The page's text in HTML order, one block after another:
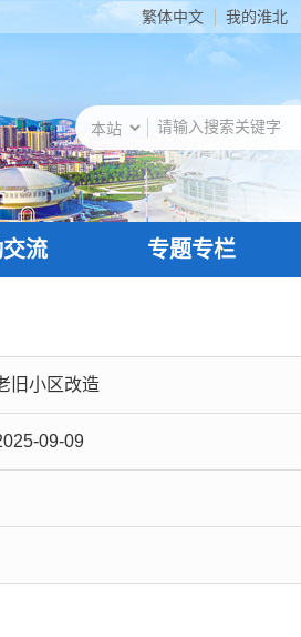
繁体中文 我的淮北
流 专题专栏
旧小区改造
09-09